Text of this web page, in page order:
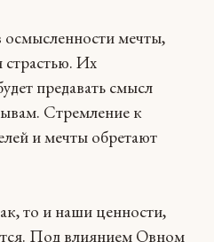
осмысленности мечты,
страстью. Их
предавать смысл
Стремление к
и мечты обретают
то и наши ценности,
Под влиянием Овном